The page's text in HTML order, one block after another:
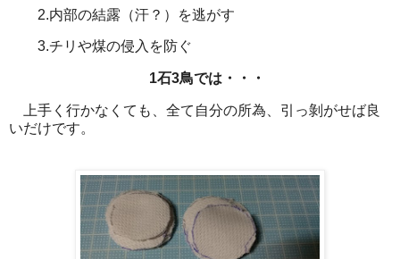
2.内部の結露（汗？）を逃がす
3.チリや煤の侵入を防ぐ
1石3鳥では・・・
上手く行かなくても、全て自分の所為、引っ剝がせば良
いだけです。